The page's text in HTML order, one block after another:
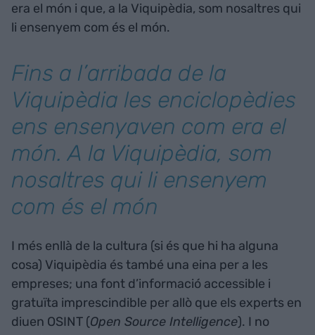
era el món i que, a la Viquipèdia, som nosaltres qui
li ensenyem com és el món.
Fins a l’arribada de la
Viquipèdia les enciclopèdies
ens ensenyaven com era el
món. A la Viquipèdia, som
nosaltres qui li ensenyem
com és el món
I més enllà de la cultura (si és que hi ha alguna
cosa) Viquipèdia és també una eina per a les
empreses; una font d’informació accessible i
gratuïta imprescindible per allò que els experts en
diuen OSINT (Open Source Intelligence). I no